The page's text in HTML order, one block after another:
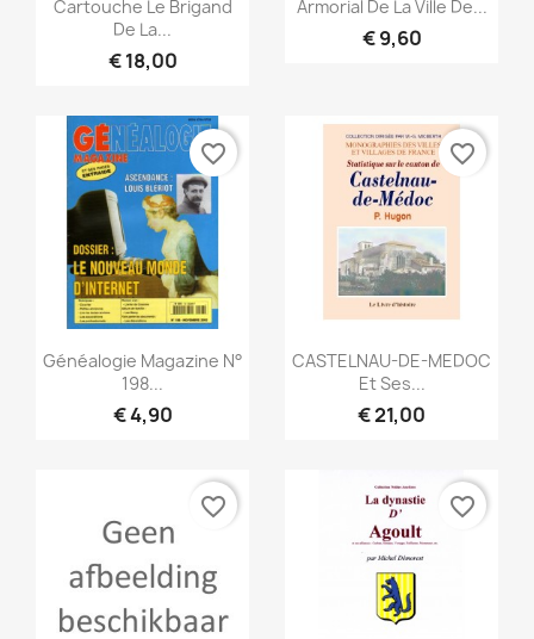
Cartouche Le Brigand
De La...
€ 18,00
Armorial De La Ville De...
€ 9,60
Snel bekijken
Généalogie Magazine N°
198...
€ 4,90
favorite_border
Snel bekijken
CASTELNAU-DE-MEDOC
Et Ses...
€ 21,00
favorite_border
favorite_border favorite_border